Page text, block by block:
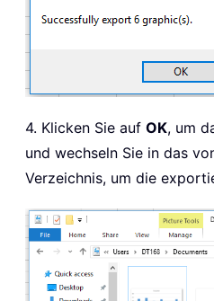
4. Klicken Sie auf OK, um
und wechseln Sie in das
Verzeichnis, um die